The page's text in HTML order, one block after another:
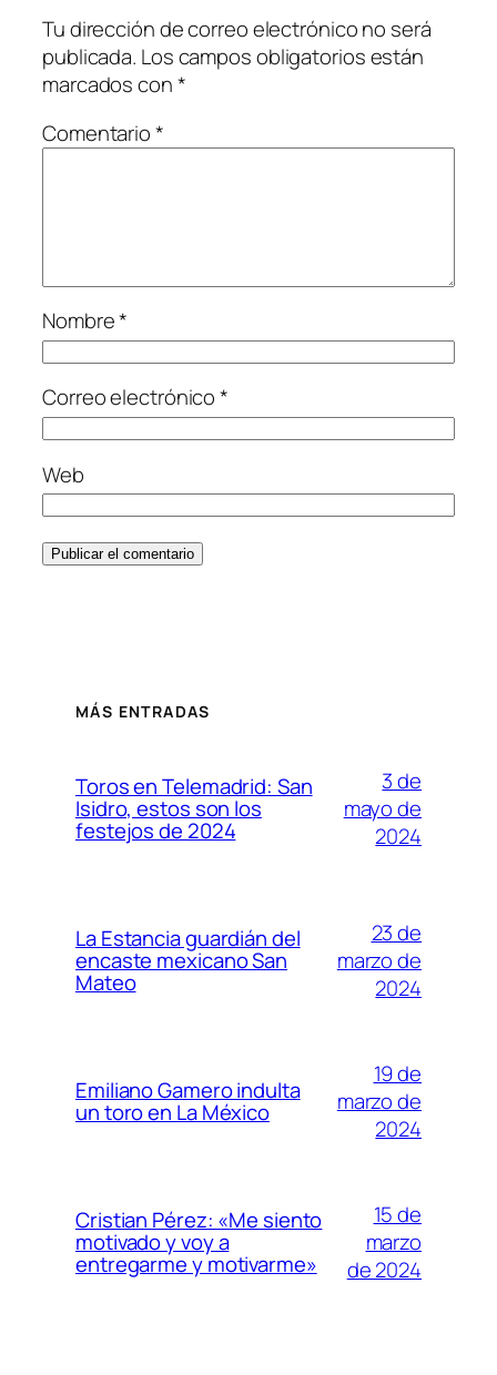
Tu dirección de correo electrónico no será
publicada. Los campos obligatorios están
marcados con*
Comentario*
Nombre*
Correo electrónico*
Web
MÁS ENTRADAS
Toros en Telemadrid: San
Isidro, estos son los
festejos de 2024
3 de
mayo de
2024
La Estancia guardián del
encaste mexicano San
Mateo
23 de
marzo de
2024
Emiliano Gamero indulta
un toro en La México
19 de
marzo de
2024
Cristian Pérez: «Me siento
motivado y voy a
entregarme y motivarme»
15 de
marzo
de 2024